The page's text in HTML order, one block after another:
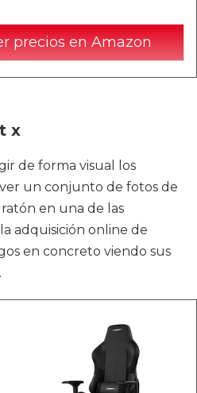
precios en Amazon
x
de forma visual los
un conjunto de fotos de
en una de las
adquisición online de
en concreto viendo sus